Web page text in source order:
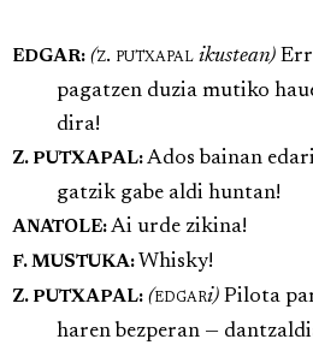
EDGAR: (z. putxapal ikustean)
pagatzen duzia mutiko
dira!
Z. PUTXAPAL: Ados bainan
gatzik gabe aldi huntan!
ANATOLE: Ai urde zikina!
F. MUSTUKA: Whisky!
Z. PUTXAPAL: (edgari) Pilota
haren bezperan —